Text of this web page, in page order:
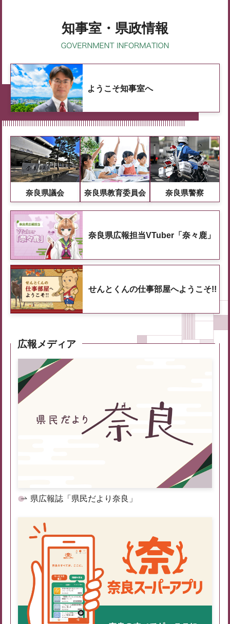
知事室・県政情報
ようこそ知事室へ
奈良県議会 奈良県教育委員会 奈良県警察
奈良県広報担当VTuber「奈々鹿」
せんとくんの仕事部屋へようこそ!!
広報メディア
県広報誌「県民だより奈良」